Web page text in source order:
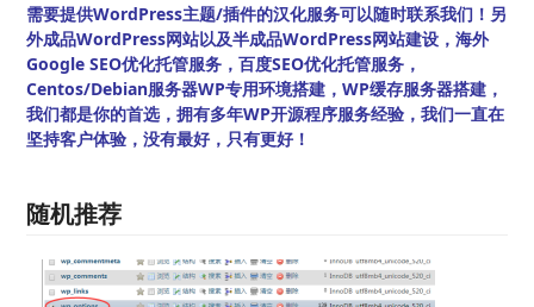
需要提供WordPress主题/插件的汉化服务可以随时联系我们！另
外成品WordPress网站以及半成品WordPress网站建设，海外
Google SEO优化托管服务，百度SEO优化托管服务，
Centos/Debian服务器WP专用环境搭建，WP缓存服务器搭建，
我们都是你的首选，拥有多年WP开源程序服务经验，我们一直在
坚持客户体验，没有最好，只有更好！
随机推荐